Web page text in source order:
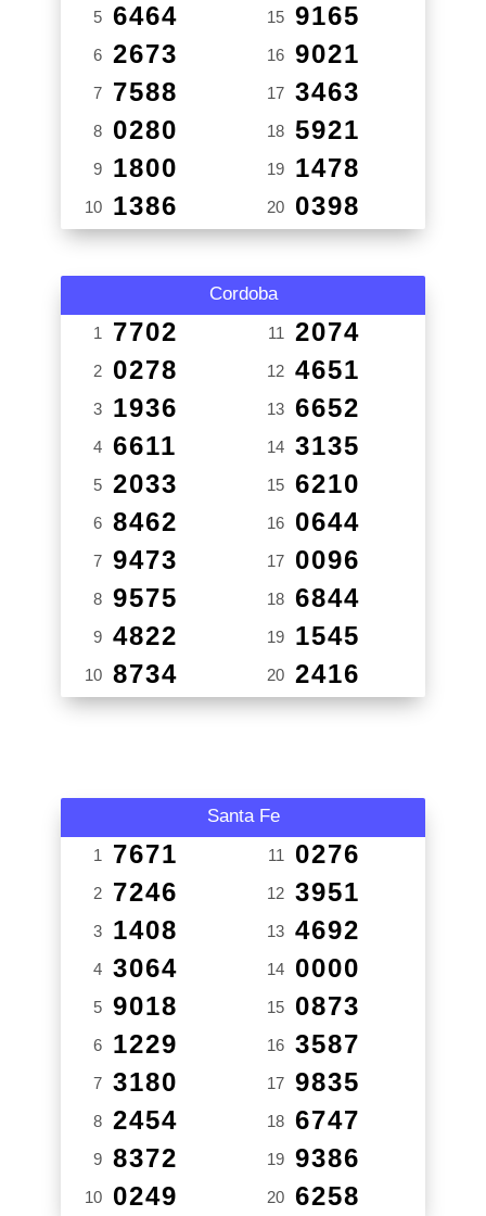
5 6464
6 2673
7 7588
8 0280
9 1800
10 1386
15 9165
16 9021
17 3463
18 5921
19 1478
20 0398
Cordoba
1 7702
2 0278
3 1936
4 6611
5 2033
6 8462
7 9473
8 9575
9 4822
10 8734
11 2074
12 4651
13 6652
14 3135
15 6210
16 0644
17 0096
18 6844
19 1545
20 2416
Santa Fe
1 7671
2 7246
3 1408
4 3064
5 9018
6 1229
7 3180
8 2454
9 8372
10 0249
11 0276
12 3951
13 4692
14 0000
15 0873
16 3587
17 9835
18 6747
19 9386
20 6258